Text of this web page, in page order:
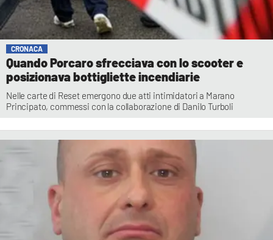
CRONACA
Quando Porcaro sfrecciava con lo scooter e
posizionava bottigliette incendiarie
Nelle carte di Reset emergono due atti intimidatori a Marano
Principato, commessi con la collaborazione di Danilo Turboli